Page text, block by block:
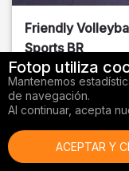
Friendly
Sports BR
Orange County
01/14/2026
Fotop utiliza
Mantenemos
de navegación.
Al continuar, acepta
ACEPTAR Y